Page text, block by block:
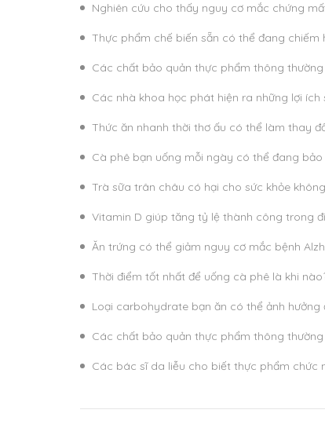
Nghiên cứu cho thấy nguy cơ mắc chứng
Thực phẩm chế biến sẵn có thể đang
Các chất bảo quản thực phẩm thông
Các nhà khoa học phát hiện ra những lợi
Thức ăn nhanh thời thơ ấu có thể làm thay
Cà phê bạn uống mỗi ngày có thể đang
Trà sữa trân châu có hại cho sức khỏe
Vitamin D giúp tăng tỷ lệ thành công trong
Ăn trứng có thể giảm nguy cơ mắc bệnh
Thời điểm tốt nhất để uống cà phê là khi
Loại carbohydrate bạn ăn có thể ảnh
Các chất bảo quản thực phẩm thông
Các bác sĩ da liễu cho biết thực phẩm chức